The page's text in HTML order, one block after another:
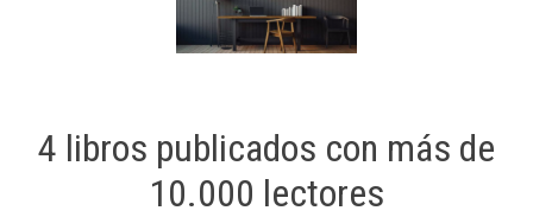
4 libros publicados con más de
10.000 lectores